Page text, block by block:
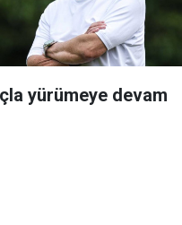
yürümeye devam